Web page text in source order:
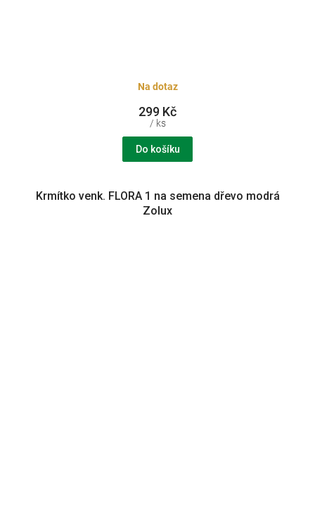
Na dotaz
299 Kč
/ ks
Do košíku
Krmítko venk. FLORA 1 na semena dřevo modrá
Zolux